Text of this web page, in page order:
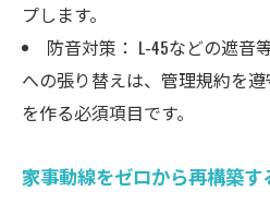
プします。
防音対策： L-45などの遮音
への張り替えは、管理規約を
を作る必須項目です。
家事動線をゼロから再構築